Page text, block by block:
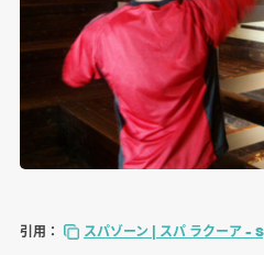
引用： スパゾーン | スパ ラクーア –